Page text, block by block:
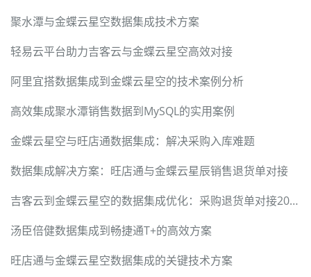
聚水潭与金蝶云星空数据集成技术方案
轻易云平台助力吉客云与金蝶云星空高效对接
阿里宜搭数据集成到金蝶云星空的技术案例分析
高效集成聚水潭销售数据到MySQL的实用案例
金蝶云星空与旺店通数据集成：解决采购入库难题
数据集成解决方案：旺店通与金蝶云星辰销售退货单对接
吉客云到金蝶云星空的数据集成优化：采购退货单对接205v2成功案例
汤臣倍健数据集成到畅捷通T+的高效方案
旺店通与金蝶云星空数据集成的关键技术方案